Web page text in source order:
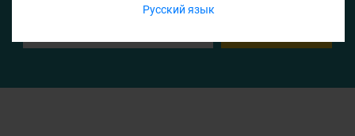
Русский язык